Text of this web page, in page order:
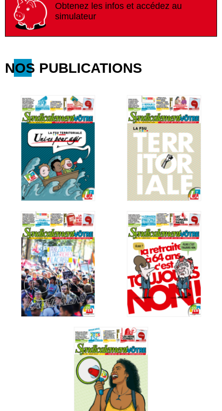
Obtenez les infos et accédez au
simulateur
NOS PUBLICATIONS